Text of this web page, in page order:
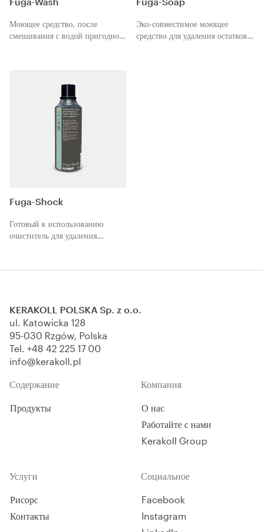
Моющее средство, после
смешивания с водой пригодное
Эко-совместимое моющее
средство для удаления остатков
Fuga-Shock
Готовый к использованию
очиститель для удаления
KERAKOLL POLSKA Sp. z o.o.
ul. Katowicka 128
95-030 Rzgów, Polska
Tel. +48 42 225 17 00
info@kerakoll.pl
Содержание
Продукты
Компания
О нас
Работайте с нами
Kerakoll Group
Услуги
Рисорс
Контакты
Социальное
Facebook
Instagram